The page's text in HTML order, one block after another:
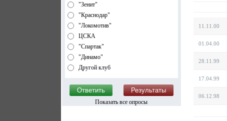
"Зенит"
"Краснодар"
"Локомотив"
ЦСКА
"Спартак"
"Динамо"
Другой клуб
Показать все опросы
11.11.00
01.04.00
28.11.99
17.04.99
06.12.98